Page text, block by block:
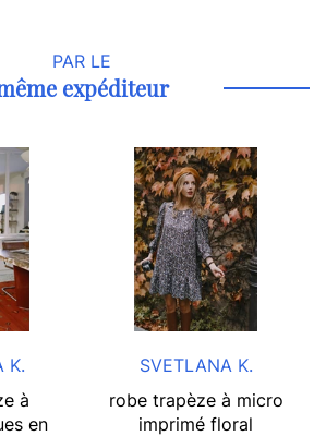
PAR LE
expéditeur
K.
à
en
SVETLANA K.
robe trapèze à micro
imprimé floral